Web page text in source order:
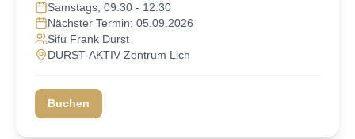
Samstags, 09:30 - 12:30
Nächster Termin: 05.09.2026
Sifu Frank Durst
DURST-AKTIV Zentrum Lich
Buchen